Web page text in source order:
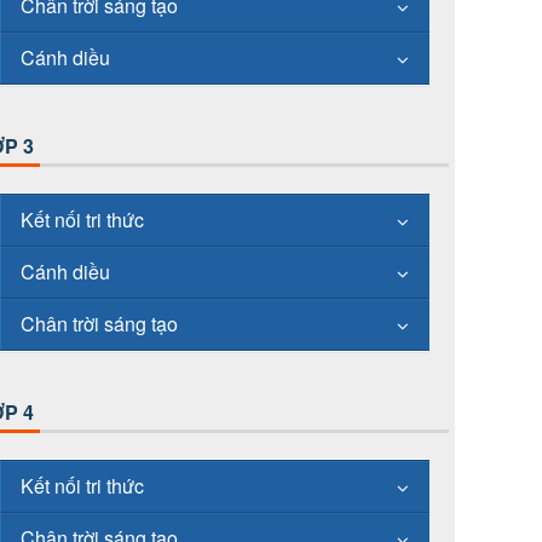
Cánh diều
3
Kết nối tri thức
Cánh diều
Chân trời sáng tạo
4
Kết nối tri thức